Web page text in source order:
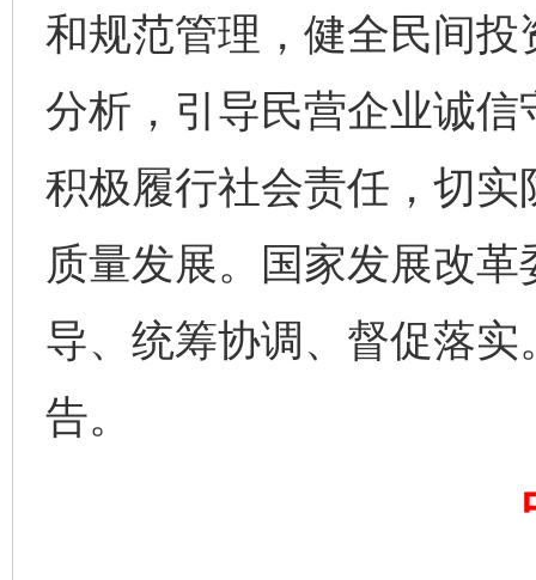
和规范管理，健全民间
分析，引导民营企业诚
积极履行社会责任，切
质量发展。国家发展改
导、统筹协调、督促落
告。